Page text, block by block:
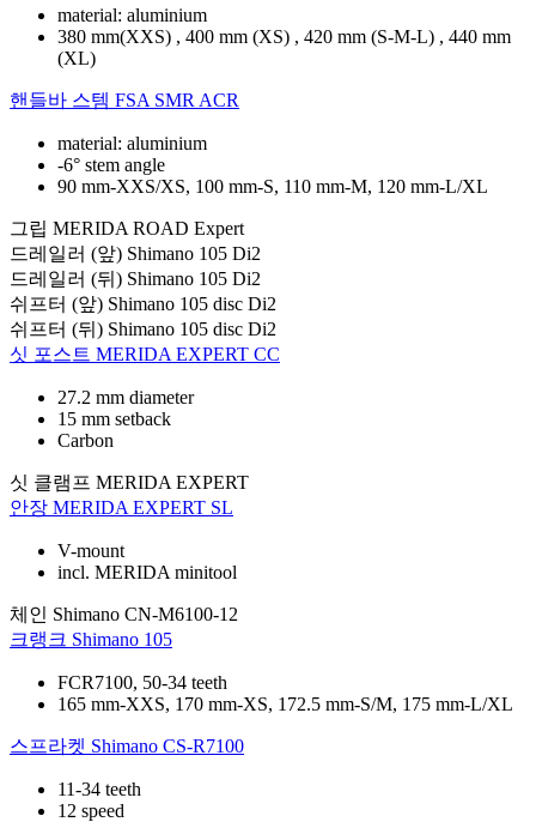
material: aluminium
380 mm(XXS) , 400 mm (XS) , 420 mm (S-M-L) , 440 mm
(XL)
핸들바 스템 FSA SMR ACR
material: aluminium
-6° stem angle
90 mm-XXS/XS, 100 mm-S, 110 mm-M, 120 mm-L/XL
그립 MERIDA ROAD Expert
드레일러 (앞) Shimano 105 Di2
드레일러 (뒤) Shimano 105 Di2
쉬프터 (앞) Shimano 105 disc Di2
쉬프터 (뒤) Shimano 105 disc Di2
싯 포스트 MERIDA EXPERT CC
27.2 mm diameter
15 mm setback
Carbon
싯 클램프 MERIDA EXPERT
안장 MERIDA EXPERT SL
V-mount
incl. MERIDA minitool
체인 Shimano CN-M6100-12
크랭크 Shimano 105
FCR7100, 50-34 teeth
165 mm-XXS, 170 mm-XS, 172.5 mm-S/M, 175 mm-L/XL
스프라켓 Shimano CS-R7100
11-34 teeth
12 speed